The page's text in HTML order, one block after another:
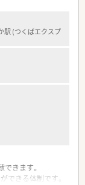
年俸として期間
1分単位で残業代
に高く、時短勤
駅 (つくばエクスプ
できます。
できる体制です。